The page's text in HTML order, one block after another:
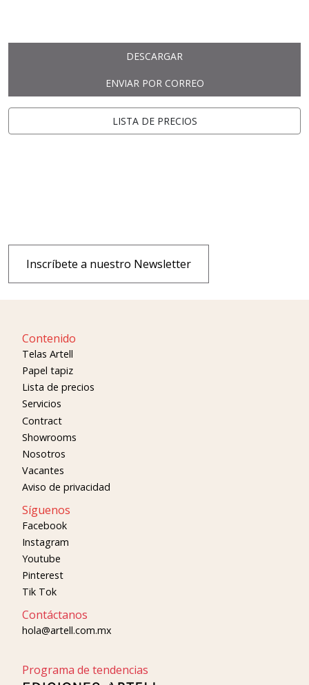
DESCARGAR
ENVIAR POR CORREO
LISTA DE PRECIOS
Inscríbete a nuestro Newsletter
Contenido
Telas Artell
Papel tapiz
Lista de precios
Servicios
Contract
Showrooms
Nosotros
Vacantes
Aviso de privacidad
Síguenos
Facebook
Instagram
Youtube
Pinterest
Tik Tok
Contáctanos
hola@artell.com.mx
Programa de tendencias